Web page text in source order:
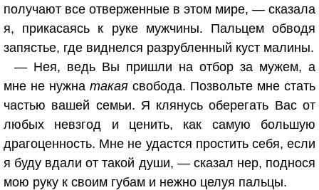
получают все отверженные в этом мире, — сказала
я, прикасаясь к руке мужчины. Пальцем обводя
запястье, где виднелся разрубленный куст малины.
— Нея, ведь Вы пришли на отбор за мужем, а
мне не нужна такая свобода. Позвольте мне стать
частью вашей семьи. Я клянусь оберегать Вас от
любых невзгод и ценить, как самую большую
драгоценность. Мне не удастся простить себя, если
я буду вдали от такой души, — сказал нер, поднося
мою руку к своим губам и нежно целуя пальцы.